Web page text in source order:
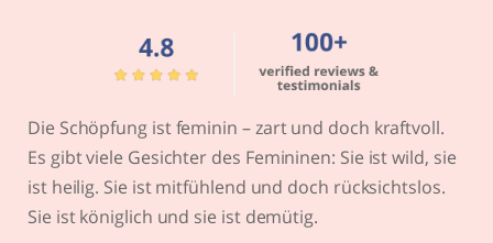
Die Schöpfung ist feminin – zart und doch kraftvoll.
Es gibt viele Gesichter des Femininen: Sie ist wild, sie
ist heilig. Sie ist mitfühlend und doch rücksichtslos.
Sie ist königlich und sie ist demütig.